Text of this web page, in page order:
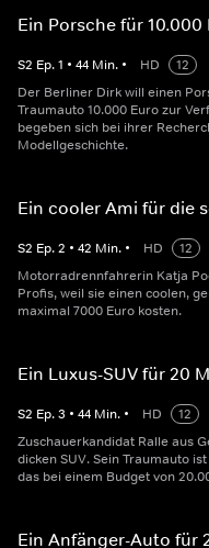
Ein Porsche für 10.000
S2 Ep.1 • 44 Min. • HD
12
Der Berliner Dirk will einen
Traumauto 10.000 Euro zur
begeben sich bei ihrer
Modellgeschichte.
Ein cooler Ami für die
S2 Ep.2 • 42 Min. • HD
12
Motorradrennfahrerin Katja
Profis, weil sie einen coolen,
maximal 7000 Euro kosten.
Ein Luxus-SUV für 20
S2 Ep.3 • 44 Min. • HD
12
Zuschauerkandidat Ralle aus
dicken SUV. Sein Traumauto
das bei einem Budget von
Ein Anfänger-Auto für